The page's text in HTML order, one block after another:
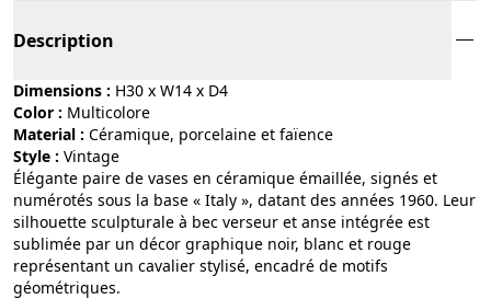
Description
Dimensions : H30 x W14 x D4
Color :
multicolore
Material :
céramique, porcelaine et faïence
Style :
vintage
Élégante paire de vases en céramique émaillée, signés et
numérotés sous la base « Italy », datant des années 1960. Leur
silhouette sculpturale à bec verseur et anse intégrée est
sublimée par un décor graphique noir, blanc et rouge
représentant un cavalier stylisé, encadré de motifs
géométriques.